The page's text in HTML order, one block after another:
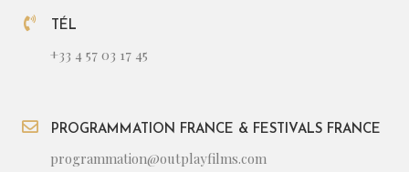
TÉL
+33 4 57 03 17 45
PROGRAMMATION FRANCE & FESTIVALS FRANCE
programmation@outplayfilms.com